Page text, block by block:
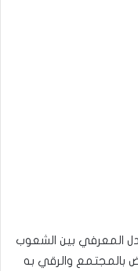
المعرفي بين الشعوب
بالمجتمع والرقي به